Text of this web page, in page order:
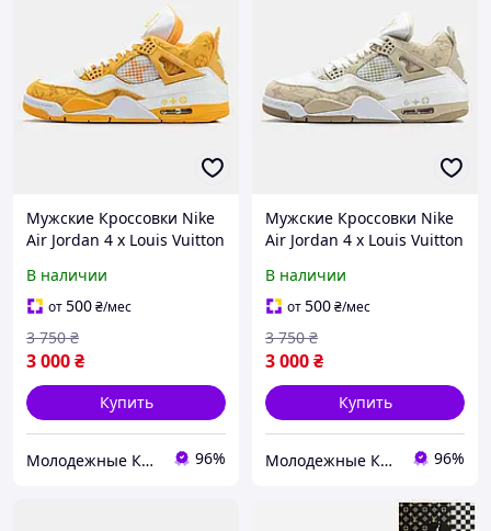
Мужские Кроссовки Nike
Air Jordan 4 x Louis Vuitton
В наличии
от500₴/мес
3 000₴
3 750 ₴
Купить
Молодежные Кроссовки та Аксесуары 96%
Мужские Кроссовки Nike
Air Jordan 4 x Louis Vuitton
В наличии
от500₴/мес
3 000₴
3 750 ₴
Купить
Молодежные Кроссовки та Аксесуары 96%